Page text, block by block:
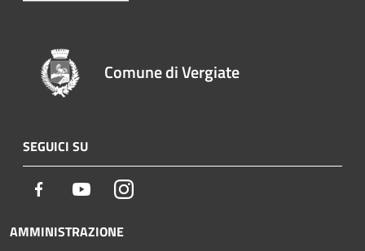
Comune di Vergiate
SEGUICI SU
Facebook YoutubeInstagram
AMMINISTRAZIONE